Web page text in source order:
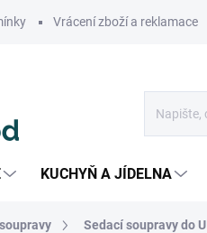
Vrácení zboží a reklamace
KUCHYŇ A JÍDELNA
Sedací soupravy do U